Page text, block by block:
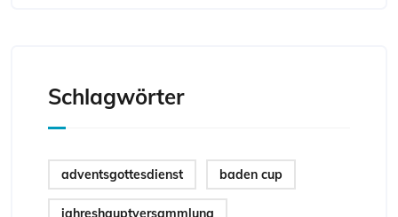
Schlagwörter
adventsgottesdienst baden cup
jahreshauptversammlung